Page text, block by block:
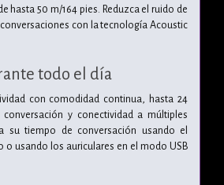
hasta 50 m/164 pies. Reduzca el ruido de
con la tecnología Acoustic
todo el día
con comodidad continua, hasta 24
y conectividad a múltiples
su tiempo de conversación usando el
o usando los auriculares en el modo USB